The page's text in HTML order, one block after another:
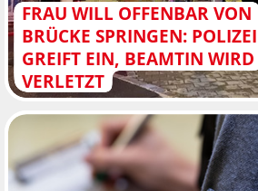
FRAU WILL OFFENBAR VON
BRÜCKE SPRINGEN: POLIZEI
GREIFT EIN, BEAMTIN WIRD
VERLETZT